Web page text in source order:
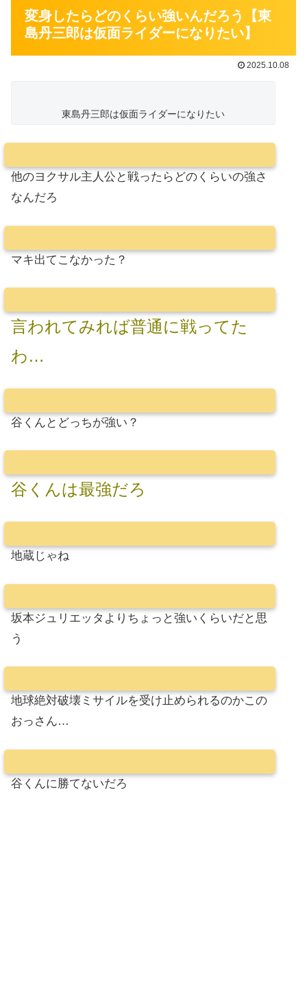
変身したらどのくらい強いんだろう【東
島丹三郎は仮面ライダーになりたい】
2025.10.08
東島丹三郎は仮面ライダーになりたい
他のヨクサル主人公と戦ったらどのくらいの強さ
なんだろ
マキ出てこなかった？
言われてみれば普通に戦ってた
わ…
谷くんとどっちが強い？
谷くんは最強だろ
地蔵じゃね
坂本ジュリエッタよりちょっと強いくらいだと思
う
地球絶対破壊ミサイルを受け止められるのかこの
おっさん…
谷くんに勝てないだろ